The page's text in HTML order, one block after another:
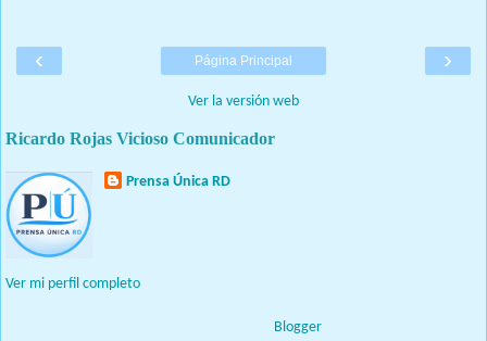
‹ ›
Página Principal
Ver la versión web
Ricardo Rojas Vicioso Comunicador
Prensa Única RD
Ver mi perfil completo
Blogger.